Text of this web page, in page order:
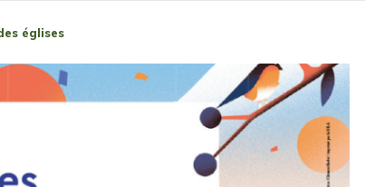
églises